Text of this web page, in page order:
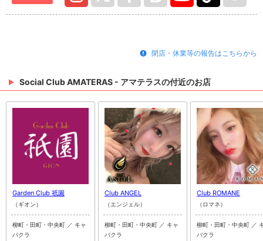
閉店・休業等の報告はこちらから
Social Club AMATERAS - アマテラスの付近のお店
Garden Club 祇園
（ギオン）
柳町・田町・中央町 ／ キャ
バクラ
Club ANGEL
（エンジェル）
柳町・田町・中央町 ／ キャ
バクラ
Club ROMANE
（ロマネ）
柳町・田町・中央町 ／
バクラ